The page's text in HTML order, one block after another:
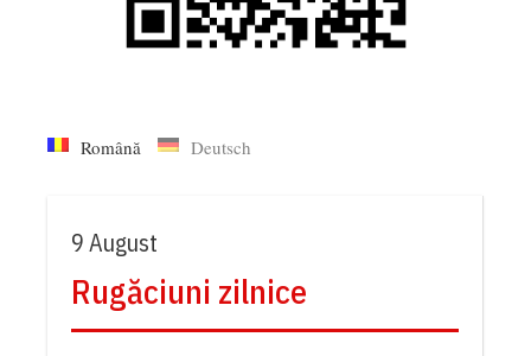
Română Deutsch
9 August
Rugăciuni zilnice